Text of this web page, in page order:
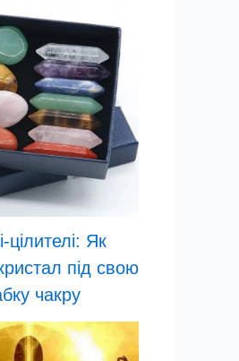
цілителі: Як
під свою
чакру